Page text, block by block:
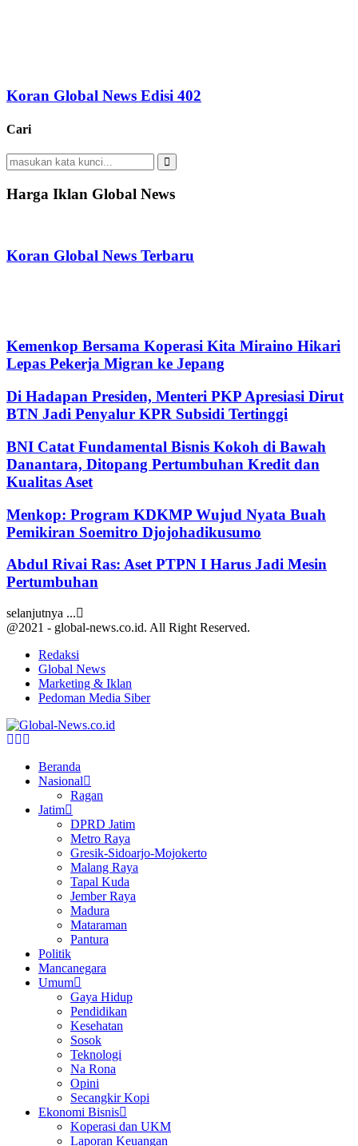
Koran Global News Edisi 402
Cari
Search
for:
Search
Harga Iklan Global News
Koran Global News Terbaru
Kemenkop Bersama Koperasi Kita Miraino Hikari
Lepas Pekerja Migran ke Jepang
Di Hadapan Presiden, Menteri PKP Apresiasi Dirut
BTN Jadi Penyalur KPR Subsidi Tertinggi
BNI Catat Fundamental Bisnis Kokoh di Bawah
Danantara, Ditopang Pertumbuhan Kredit dan
Kualitas Aset
Menkop: Program KDKMP Wujud Nyata Buah
Pemikiran Soemitro Djojohadikusumo
Abdul Rivai Ras: Aset PTPN I Harus Jadi Mesin
Pertumbuhan
selanjutnya ...
@2021 - global-news.co.id. All Right Reserved.
Redaksi
Global News
Marketing & Iklan
Pedoman Media Siber
Facebook
Twitter
Beranda
Nasional
Ragan
Jatim
DPRD Jatim
Metro Raya
Gresik-Sidoarjo-Mojokerto
Malang Raya
Tapal Kuda
Jember Raya
Madura
Mataraman
Pantura
Politik
Mancanegara
Umum
Gaya Hidup
Pendidikan
Kesehatan
Sosok
Teknologi
Na Rona
Opini
Secangkir Kopi
Ekonomi Bisnis
Koperasi dan UKM
Laporan Keuangan